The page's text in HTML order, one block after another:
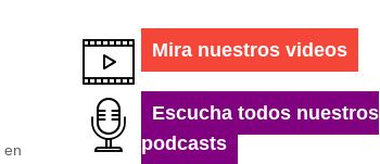
en
Mira nuestros videos
Escucha todos nuestros
podcasts